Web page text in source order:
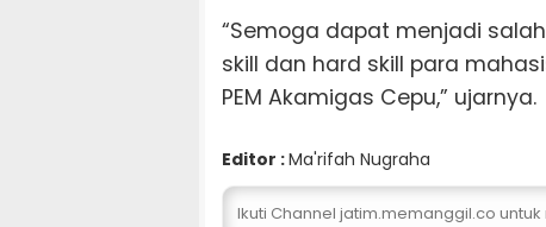
“Semoga dapat menjadi
skill dan hard skill para
PEM Akamigas Cepu,” ujarnya.
Editor :Ma'rifah Nugraha
Ikuti Channel jatim.memanggil.co